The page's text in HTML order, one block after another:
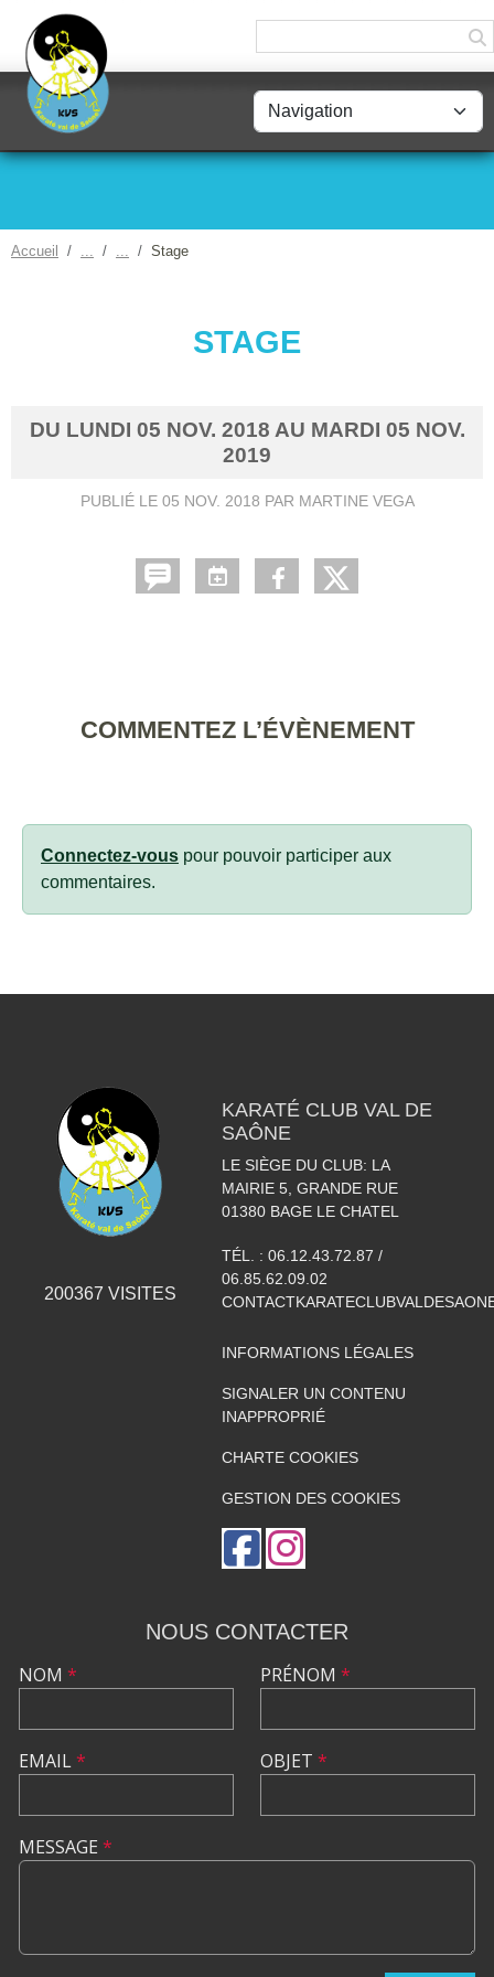
Accueil Stage
STAGE
DU LUNDI 05 NOV. 2018 AU MARDI 05 NOV.
2019
PUBLIÉ LE 05 NOV. 2018 PAR MARTINE VEGA
COMMENTEZ L’ÉVÈNEMENT
Connectez-vous pour pouvoir participer aux
commentaires.
200367 VISITES
KARATÉ CLUB VAL DE
SAÔNE
LE SIÈGE DU CLUB: LA
MAIRIE 5, GRANDE RUE
01380 BAGE LE CHATEL
TÉL. : 06.12.43.72.87 /
06.85.62.09.02
INFORMATIONS LÉGALES
SIGNALER UN CONTENU
INAPPROPRIÉ
CHARTE COOKIES
GESTION DES COOKIES
NOUS CONTACTER
NOM *
EMAIL*
PRÉNOM *
OBJET *
MESSAGE *
Panneau de gestion des cookies